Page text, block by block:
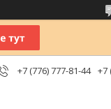
+7 (776) 777-81-44 +7